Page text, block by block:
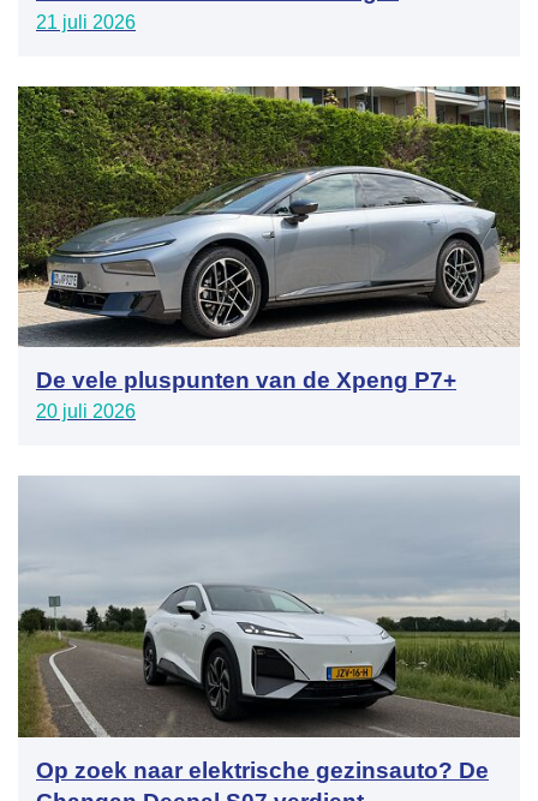
21 juli 2026
De vele pluspunten van de Xpeng P7+
20 juli 2026
Op zoek naar elektrische gezinsauto? De